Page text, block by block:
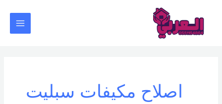
المحتوى
اصلاح مكيفات سبليت